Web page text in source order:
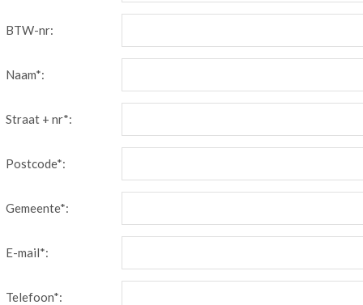
BTW-nr:
Naam*:
Straat + nr*:
Postcode*:
Gemeente*:
E-mail*:
Telefoon*: